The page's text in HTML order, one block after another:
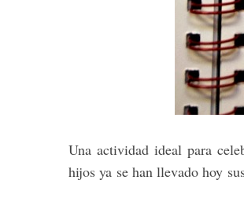
Una actividad ideal para
hijos ya se han llevado hoy